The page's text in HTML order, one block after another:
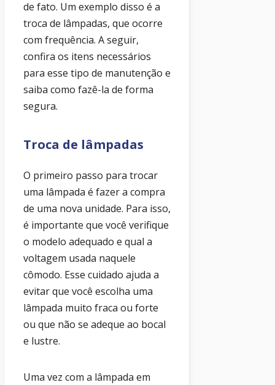
de fato. Um exemplo disso é a
troca de lâmpadas, que ocorre
com frequência. A seguir,
confira os itens necessários
para esse tipo de manutenção e
saiba como fazê-la de forma
segura.
Troca de lâmpadas
O primeiro passo para trocar
uma lâmpada é fazer a compra
de uma nova unidade. Para isso,
é importante que você verifique
o modelo adequado e qual a
voltagem usada naquele
cômodo. Esse cuidado ajuda a
evitar que você escolha uma
lâmpada muito fraca ou forte
ou que não se adeque ao bocal
e lustre.
Uma vez com a lâmpada em